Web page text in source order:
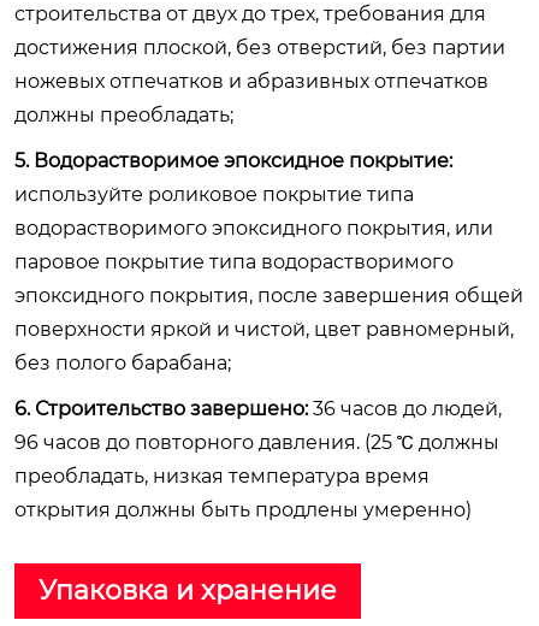
строительства от двух до трех, требования для
достижения плоской, без отверстий, без партии
ножевых отпечатков и абразивных отпечатков
должны преобладать;
5. Водорастворимое эпоксидное покрытие:
используйте роликовое покрытие типа
водорастворимого эпоксидного покрытия, или
паровое покрытие типа водорастворимого
эпоксидного покрытия, после завершения общей
поверхности яркой и чистой, цвет равномерный,
без полого барабана;
6. Строительство завершено:36 часов до людей,
96 часов до повторного давления. (25 ℃ должны
преобладать, низкая температура время
открытия должны быть продлены умеренно)
Упаковка и хранение